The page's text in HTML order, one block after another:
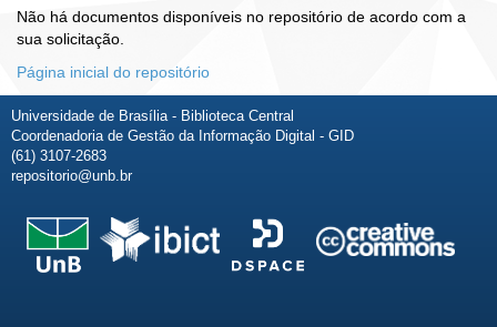
Não há documentos disponíveis no repositório de acordo com a
sua solicitação.
Página inicial do repositório
Universidade de Brasília - Biblioteca Central
Coordenadoria de Gestão da Informação Digital - GID
(61) 3107-2683
repositorio@unb.br